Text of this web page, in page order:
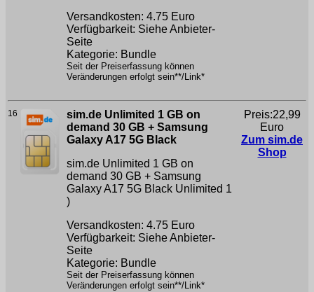
Versandkosten: 4.75 Euro
Verfügbarkeit: Siehe Anbieter-
Seite
Kategorie: Bundle
Seit der Preiserfassung können
Veränderungen erfolgt sein**/Link*
16
sim.de Unlimited 1 GB on
demand 30 GB + Samsung
Galaxy A17 5G Black
sim.de Unlimited 1 GB on
demand 30 GB + Samsung
Galaxy A17 5G Black Unlimited 1
)
Versandkosten: 4.75 Euro
Verfügbarkeit: Siehe Anbieter-
Seite
Kategorie: Bundle
Seit der Preiserfassung können
Veränderungen erfolgt sein**/Link*
Preis:22,99
Euro
Zum sim.de
Shop